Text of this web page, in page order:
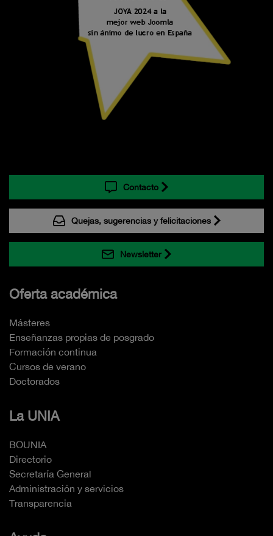
Contacto
Quejas, sugerencias y felicitaciones
Newsletter
Oferta académica
Másteres
Enseñanzas propias de posgrado
Formación continua
Cursos de verano
Doctorados
La UNIA
BOUNIA
Directorio
Secretaría General
Administración y servicios
Transparencia